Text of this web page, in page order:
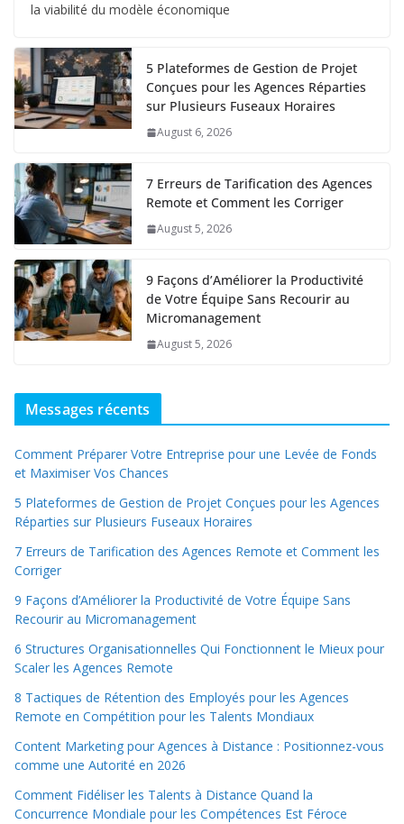
la viabilité du modèle économique
5 Plateformes de Gestion de Projet
Conçues pour les Agences Réparties
sur Plusieurs Fuseaux Horaires
August 6, 2026
7 Erreurs de Tarification des Agences
Remote et Comment les Corriger
August 5, 2026
9 Façons d’Améliorer la Productivité
de Votre Équipe Sans Recourir au
Micromanagement
August 5, 2026
Messages récents
Comment Préparer Votre Entreprise pour une Levée de Fonds
et Maximiser Vos Chances
5 Plateformes de Gestion de Projet Conçues pour les Agences
Réparties sur Plusieurs Fuseaux Horaires
7 Erreurs de Tarification des Agences Remote et Comment les
Corriger
9 Façons d’Améliorer la Productivité de Votre Équipe Sans
Recourir au Micromanagement
6 Structures Organisationnelles Qui Fonctionnent le Mieux pour
Scaler les Agences Remote
8 Tactiques de Rétention des Employés pour les Agences
Remote en Compétition pour les Talents Mondiaux
Content Marketing pour Agences à Distance : Positionnez-vous
comme une Autorité en 2026
Comment Fidéliser les Talents à Distance Quand la
Concurrence Mondiale pour les Compétences Est Féroce